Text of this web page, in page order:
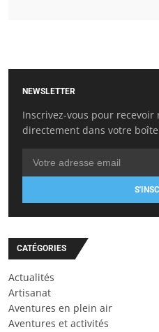
NEWSLETTER
Inscrivez-vous pour
directement dans votre
CATÉGORIES
Actualités
Artisanat
Aventures en plein air
Aventures et activités